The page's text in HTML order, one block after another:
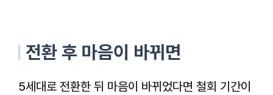
전환 후 마음이 바뀌면
5세대로 전환한 뒤 마음이 바뀌었다면 철회 기간이